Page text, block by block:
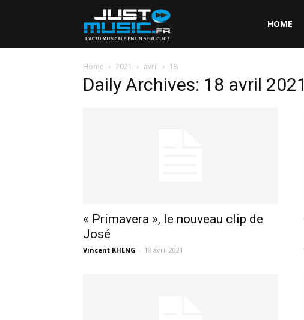
HOME
Home 2021 avril 18
Daily Archives: 18 avril 2021
« Primavera », le nouveau clip de
José
Vincent KHENG - 18 avril 2021